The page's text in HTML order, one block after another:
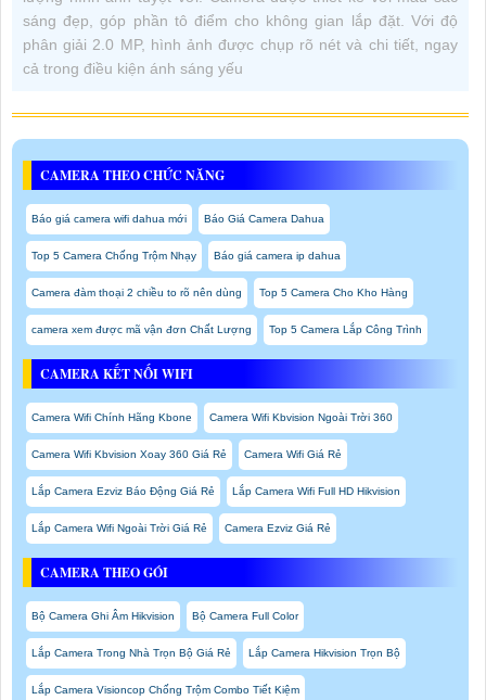
sáng đẹp, góp phần tô điểm cho không gian lắp đặt. Với độ
phân giải 2.0 MP, hình ảnh được chụp rõ nét và chi tiết, ngay
cả trong điều kiện ánh sáng yếu
CAMERA THEO CHỨC NĂNG
Báo giá camera wifi dahua mới Báo Giá Camera Dahua
Top 5 Camera Chống Trộm Nhạy Báo giá camera ip dahua
Camera đàm thoại 2 chiều to rõ nên dùng Top 5 Camera Cho Kho Hàng
camera xem được mã vận đơn Chất Lượng Top 5 Camera Lắp Công Trình
CAMERA KẾT NỐI WIFI
Camera Wifi Chính Hãng Kbone Camera Wifi Kbvision Ngoài Trời 360
Camera Wifi Kbvision Xoay 360 Giá Rẻ Camera Wifi Giá Rẻ
Lắp Camera Ezviz Báo Động Giá Rẻ Lắp Camera Wifi Full HD Hikvision
Lắp Camera Wifi Ngoài Trời Giá Rẻ Camera Ezviz Giá Rẻ
CAMERA THEO GÓI
Bộ Camera Ghi Âm Hikvision Bộ Camera Full Color
Lắp Camera Trong Nhà Trọn Bộ Giá Rẻ Lắp Camera Hikvision Trọn Bộ
Lắp Camera Visioncop Chống Trộm Combo Tiết Kiệm